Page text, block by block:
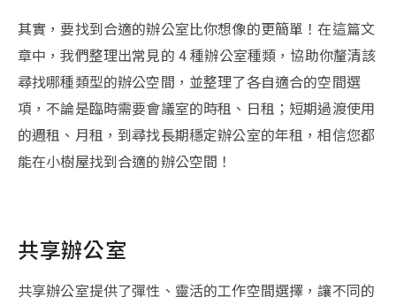
其實，要找到合適的辦公室比你想像的更簡單！在這篇文
章中，我們整理出常見的 4 種辦公室種類，協助你釐清該
尋找哪種類型的辦公空間，並整理了各自適合的空間選
項，不論是臨時需要會議室的時租、日租；短期過渡使用
的週租、月租，到尋找長期穩定辦公室的年租，相信您都
能在小樹屋找到合適的辦公空間！
共享辦公室
共享辦公室提供了彈性、靈活的工作空間選擇，讓不同的